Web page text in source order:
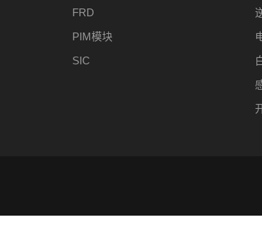
FRD
PIM模块
SIC